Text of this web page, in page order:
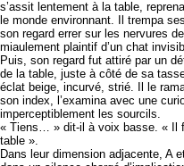
s’assit lentement à la table,
le monde environnant. Il trempa
son regard errer sur les nervures
miaulement plaintif d’un chat
Puis, son regard fut attiré par un
de la table, juste à côté de sa
éclat beige, incurvé, strié. Il le
son index, l’examina avec une
imperceptiblement les sourcils.
« Tiens… » dit-il à voix basse. « Il
table ».
Dans leur dimension adjacente, A